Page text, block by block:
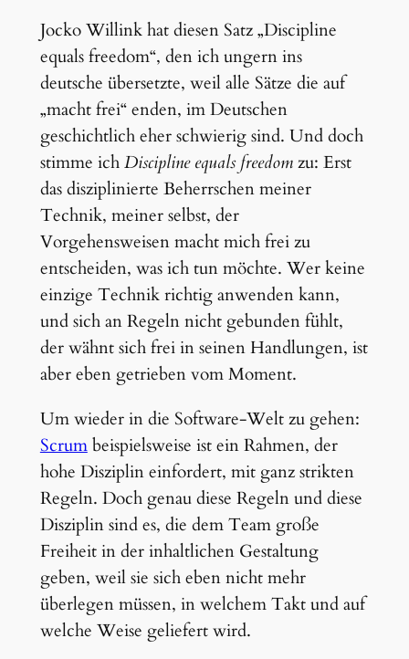
Jocko Willink hat diesen Satz „Discipline
equals freedom“, den ich ungern ins
deutsche übersetzte, weil alle Sätze die auf
„macht frei“ enden, im Deutschen
geschichtlich eher schwierig sind. Und doch
stimme ichDiscipline equals freedomzu: Erst
das disziplinierte Beherrschen meiner
Technik, meiner selbst, der
Vorgehensweisen macht mich frei zu
entscheiden, was ich tun möchte. Wer keine
einzige Technik richtig anwenden kann,
und sich an Regeln nicht gebunden fühlt,
der wähnt sich frei in seinen Handlungen, ist
aber eben getrieben vom Moment.
Um wieder in die Software-Welt zu gehen:
Scrumbeispielsweise ist ein Rahmen, der
hohe Disziplin einfordert, mit ganz strikten
Regeln. Doch genau diese Regeln und diese
Disziplin sind es, die dem Team große
Freiheit in der inhaltlichen Gestaltung
geben, weil sie sich eben nicht mehr
überlegen müssen, in welchem Takt und auf
welche Weise geliefert wird.